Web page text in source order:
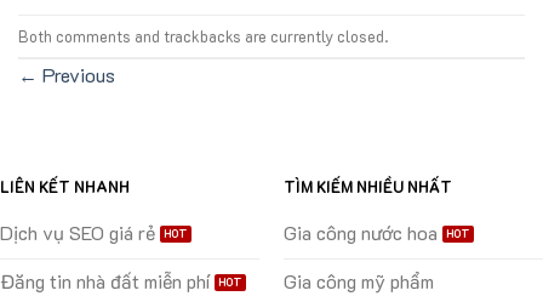
Both comments and trackbacks are currently closed.
← Previous
LIÊN KẾT NHANH
Dịch vụ SEO giá rẻ
Đăng tin nhà đất miễn phí
TÌM KIẾM NHIỀU NHẤT
Gia công nước hoa
Gia công mỹ phẩm